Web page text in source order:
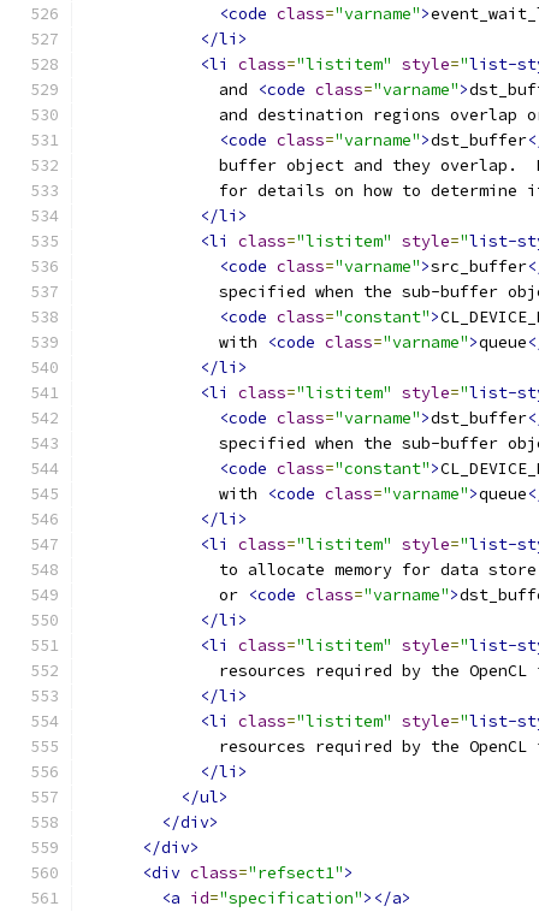
<code class="varname">
</li>
<li
class="listitem" style="list-
              and
<code class="varname">
and destination regions overlap
<code class="varname">dst_buffer
buffer object and they overlap.
for details on how to determine
</li>
<li
class="listitem" style="list-
<code class="varname">src_buffer
specified when the sub-buffer
<code class="constant">
              with
<code class="varname">queue
</li>
<li
class="listitem" style="list-
<code class="varname">dst_buffer
specified when the sub-buffer
<code class="constant">
              with
<code class="varname">queue
</li>
<li
class="listitem" style="list-
to allocate memory for data
              or
<code class="varname">
</li>
<li
class="listitem" style="list-
resources required by the OpenCL
</li>
<li
class="listitem" style="list-
resources required by the OpenCL
</li>
</ul>
</div>
</div>
<div class="refsect1">
<a id="specification"></a>